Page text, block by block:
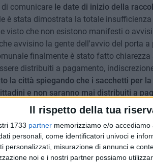
Il rispetto della tua
1733 partner memorizziamo e/o
personali, come identificatori univoci e
personalizzati, misurazione di annunci e
noi e i nostri partner possiamo
comunicare le date di inizio della
è stata dimostrata la totale
visto che non esistono manifesti o
avvisino la gente dell'avvio del porta a
finalmente è stato fatto
distribuiti a pagamento,
la città spiegando che i sacchetti per
e non saranno mai distribuiti a
pur non nascondendo dubbi sulle reali
al servizio di raccolta dei rifiuti
di personale che di attrezzature e di
e i costi si moltiplichino per noi